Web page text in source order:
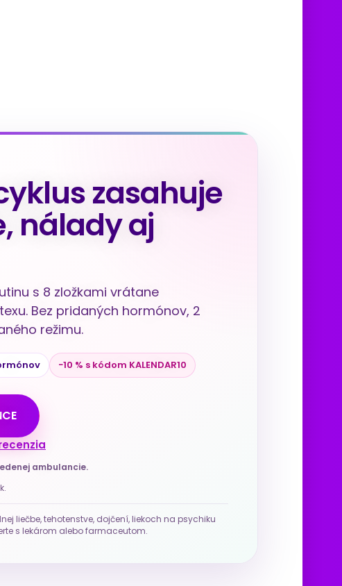
zasahuje
nálady aj
s 8 zložkami vrátane
Bez pridaných hormónov, 2
režimu.
−10 % s kódom KALENDAR10
ambulancie.
liečbe, tehotenstve, dojčení, liekoch na psychiku
s lekárom alebo farmaceutom.